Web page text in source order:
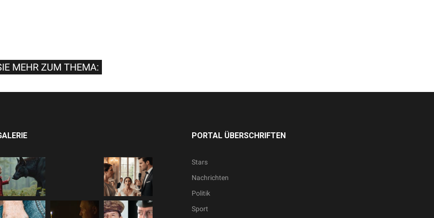
MEHR ZUM THEMA:
PORTAL ÜBERSCHRIFTEN
Stars
Nachrichten
Politik
Sport